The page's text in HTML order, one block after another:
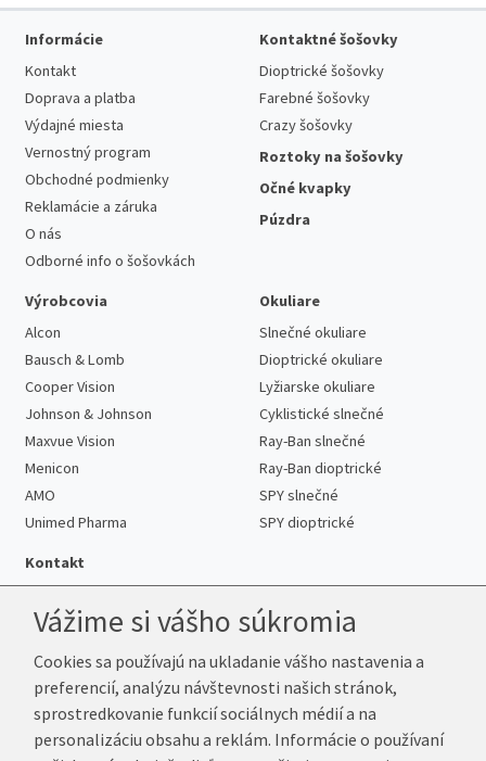
Informácie
Kontakt
Doprava a platba
Výdajné miesta
Vernostný program
Obchodné podmienky
Reklamácie a záruka
O nás
Odborné info o šošovkách
Kontaktné šošovky
Dioptrické šošovky
Farebné šošovky
Crazy šošovky
Roztoky na šošovky
Očné kvapky
Púzdra
Výrobcovia
Alcon
Bausch & Lomb
Cooper Vision
Johnson & Johnson
Maxvue Vision
Menicon
AMO
Unimed Pharma
Okuliare
Slnečné okuliare
Dioptrické okuliare
Lyžiarske okuliare
Cyklistické slnečné
Ray-Ban slnečné
Ray-Ban dioptrické
SPY slnečné
SPY dioptrické
Kontakt
Telefón:+421 222 205 863
E-mail:info@k-sosovky.sk
Reklamačná adresa
Vážime si vášho súkromia
Cookies sa používajú na ukladanie vášho nastavenia a
preferencií, analýzu návštevnosti našich stránok,
sprostredkovanie funkcií sociálnych médií a na
personalizáciu obsahu a reklám. Informácie o používaní